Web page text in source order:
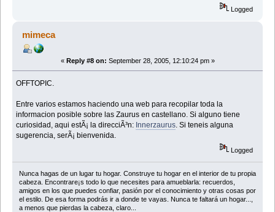
Logged
mimeca
« Reply #8 on: September 28, 2005, 12:10:24 pm »
OFFTOPIC.
Entre varios estamos haciendo una web para recopilar toda la
informacion posible sobre las Zaurus en castellano. Si alguno tiene
curiosidad, aqui estÃ¡ la direcciÃ³n: Innerzaurus. Si teneis alguna
sugerencia, serÃ¡ bienvenida.
Logged
Nunca hagas de un lugar tu hogar. Construye tu hogar en el interior de tu propia
cabeza. Encontrare¡s todo lo que necesites para amueblarla: recuerdos,
amigos en los que puedes confiar, pasión por el conocimiento y otras cosas por
el estilo. De esa forma podrás ir a donde te vayas. Nunca te faltará un hogar...,
a menos que pierdas la cabeza, claro...